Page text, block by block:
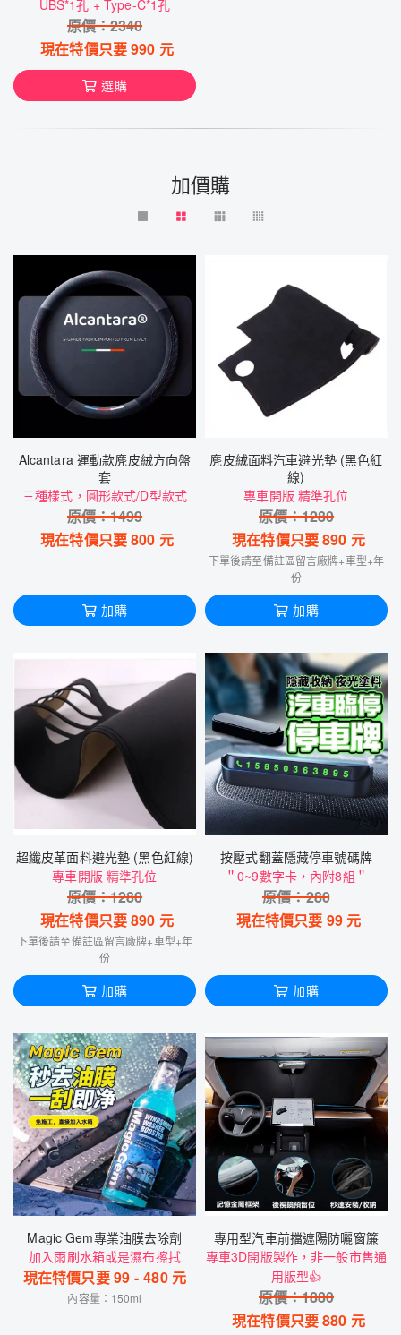
UBS*1孔 + Type-C*1孔
原價：2340
現在特價只要990 元
選購
加價購
Alcantara 運動款麂皮絨方向盤
套
三種樣式，圓形款式/D型款式
原價：1499
現在特價只要800 元
加購
麂皮絨面料汽車避光墊 (黑色紅
線)
專車開版 精準孔位
原價：1280
現在特價只要890 元
下單後請至備註區留言廠牌+車型+年
份
加購
超纖皮革面料避光墊 (黑色紅線)
專車開版 精準孔位
原價：1280
現在特價只要890 元
下單後請至備註區留言廠牌+車型+年
份
加購
按壓式翻蓋隱藏停車號碼牌
＂0~9數字卡，內附8組＂
原價：280
現在特價只要 99元
加購
Magic Gem專業油膜去除劑
加入雨刷水箱或是濕布擦拭
現在特價只要99 - 480元
內容量：150ml
專用型汽車前擋遮陽防曬窗簾
專車3D開版製作，非一般市售通
用版型👍
原價：1880
現在特價只要880 元